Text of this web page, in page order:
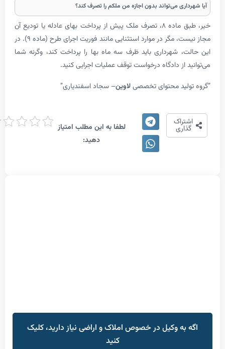
می‌تواند بدون اجازه من ملکم را تصرف کند؟
خیر، طبق ماده ۸، تصرف ملک پیش از پرداخت بهای عادله یا تودیع آن
مجاز نیست، مگر در موارد استثنایی مانند فوریت اجرای طرح (ماده ۹). در
شهرداری باید ظرف سه ماه بها را پرداخت کند، وگرنه شما
از دادگاه درخواست توقف عملیات اجرایی کنید.
محتوای تخصصیلاوین– سجاد اسفندیاری”
لطفا به این مطلب امتیاز
امتیاز
دهی
به وکیل در خصوص املاک و اراضی نیاز دارید، کلیک